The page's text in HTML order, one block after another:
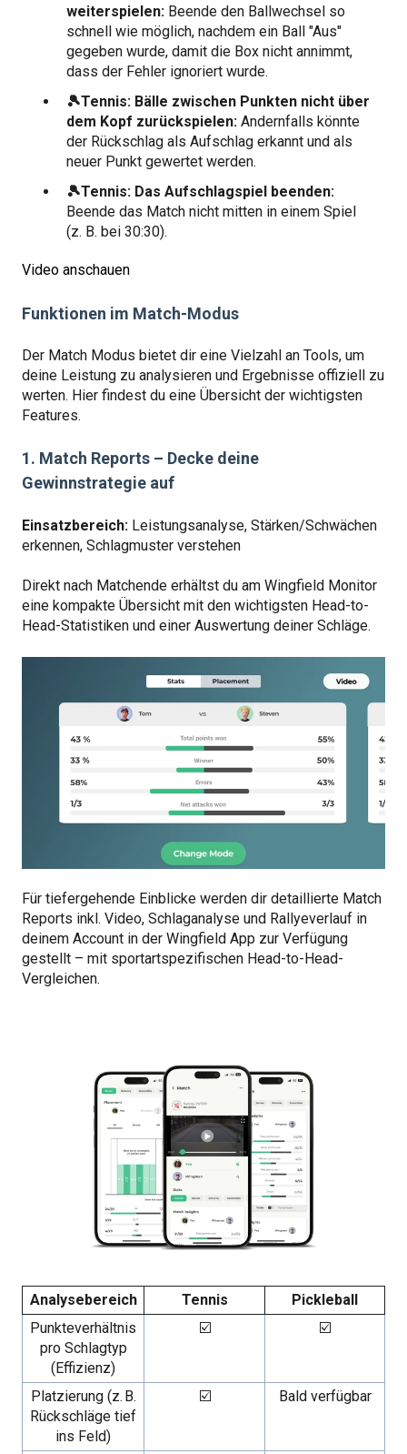
weiterspielen: Beende den Ballwechsel so
schnell wie möglich, nachdem ein Ball "Aus"
gegeben wurde, damit die Box nicht annimmt,
dass der Fehler ignoriert wurde.
🎾Tennis: Bälle zwischen Punkten nicht über
dem Kopf zurückspielen: Andernfalls könnte
der Rückschlag als Aufschlag erkannt und als
neuer Punkt gewertet werden.
🎾Tennis: Das Aufschlagspiel beenden:
Beende das Match nicht mitten in einem Spiel
(z. B. bei 30:30).
Video anschauen
Funktionen im Match-Modus
Der Match Modus bietet dir eine Vielzahl an Tools, um
deine Leistung zu analysieren und Ergebnisse offiziell zu
werten. Hier findest du eine Übersicht der wichtigsten
Features.
1. Match Reports – Decke deine
Gewinnstrategie auf
Einsatzbereich: Leistungsanalyse, Stärken/Schwächen
erkennen, Schlagmuster verstehen
Direkt nach Matchende erhältst du am Wingfield Monitor
eine kompakte Übersicht mit den wichtigsten Head-to-
Head-Statistiken und einer Auswertung deiner Schläge.
Für tiefergehende Einblicke werden dir detaillierte Match
Reports inkl. Video, Schlaganalyse und Rallyeverlauf in
deinem Account in der Wingfield App zur Verfügung
gestellt – mit sportartspezifischen Head-to-Head-
Vergleichen.
Analysebereich Tennis
Pickleball
Punkteverhältnis
pro Schlagtyp
(Effizienz)
☑️ ☑️
Platzierung (z. B.
Rückschläge tief
ins Feld)
☑️ Bald verfügbar